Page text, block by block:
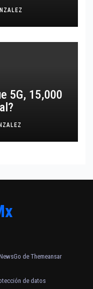
5G, 15,000
de Themeansar
de datos